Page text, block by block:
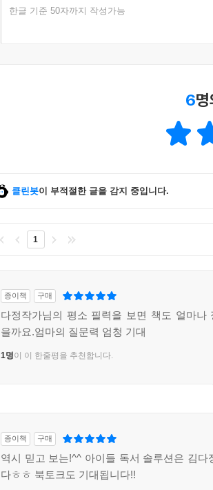
한글 기준 50자까지 작성가능
6
클린봇이 부적절한 글을 감지 중입니다.
1
종이책 구매
다정작가님의 평소 필력을 보면 책도 얼마나
을까요.엄마의 질문력 엄청 기대
1명이 이 한줄평을 추천합니다.
종이책 구매
역시 믿고 보는!^^ 아이들 독서 솔루션은 김다
다ㅎㅎ 북토크도 기대됩니다!!